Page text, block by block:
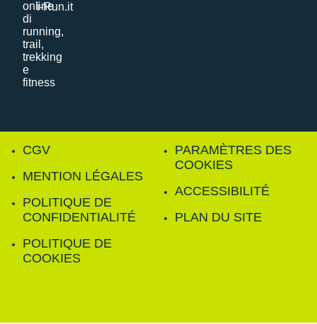
i-Run.it
CGV
MENTION LÉGALES
POLITIQUE DE
CONFIDENTIALITÉ
POLITIQUE DE
COOKIES
PARAMÈTRES DES
COOKIES
ACCESSIBILITÉ
PLAN DU SITE